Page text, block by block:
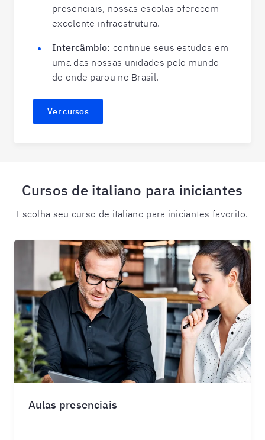
presenciais, nossas escolas oferecem
excelente infraestrutura.
Intercâmbio: continue seus estudos em
uma das nossas unidades pelo mundo
de onde parou no Brasil.
Ver cursos
Cursos de italiano para iniciantes
Escolha seu curso de italiano para iniciantes favorito.
Aulas presenciais